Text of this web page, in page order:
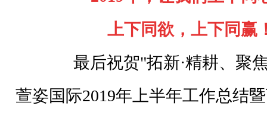
上下同欲，上下同赢
最后祝贺"拓新·精耕、聚
萱姿国际2019年上半年工作总结